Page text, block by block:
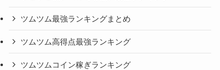
ツムツム最強ランキングまとめ
ツムツム高得点最強ランキング
ツムツムコイン稼ぎランキング